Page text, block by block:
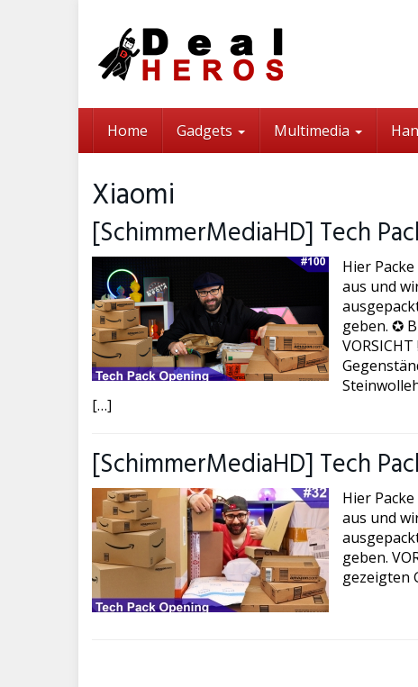
Home Gadgets Multimedia
Xiaomi
[SchimmerMediaHD] Tech
Hier
aus und
geben. ✪
[…]
[SchimmerMediaHD] Tech
Hier
aus und
geben.
gezeigten